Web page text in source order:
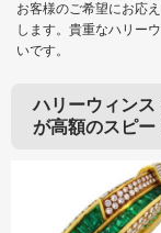
お客様のご希望にお応
します。貴重なハリー
いです。
ハリーウィン
が高額のスピー